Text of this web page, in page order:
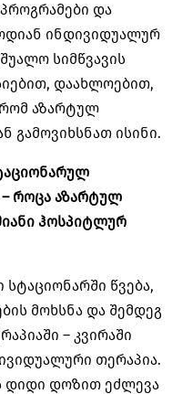
და
ინდივიდუალურ
სიმწვავის
დაახლოებით,
აზარტულ
გამოვიხსნათ ისინი.
– როცა აზარტულ
ჰოსპიტლურ
წვება,
მოხსნა და შემდეგ
– კვირაში
თერაპია.
დიდი დოზით ეძლევა